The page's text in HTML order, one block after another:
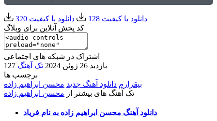
دانلود با کیفیت 128
دانلود با کیفیت 320
کد پخش آنلاین برای وبلاگ
اشتراک در شبکه های اجتماعی
127 بازدید 26 ژوئن 2024
تک آهنگ
برچسب ها
بیقرارم دانلود آهنگ جدید محسن ابراهیم زاده
تک آهنگ های بیشتر از محسن ابراهیم زاده
دانلود آهنگ محسن ابراهیم زاده به نام فریاد